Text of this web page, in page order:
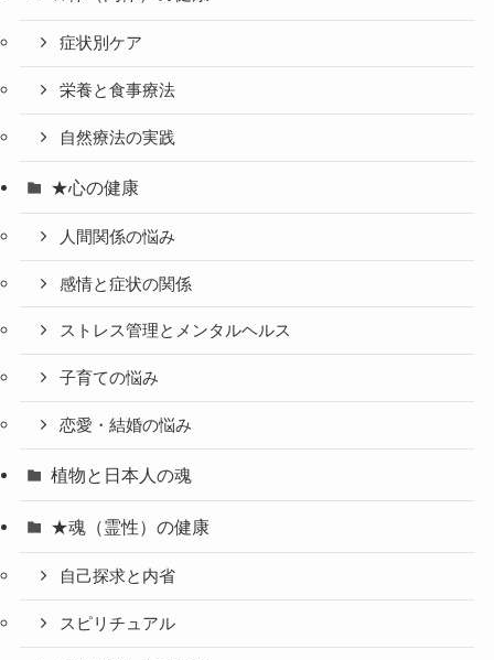
症状別ケア
栄養と食事療法
自然療法の実践
★心の健康
人間関係の悩み
感情と症状の関係
ストレス管理とメンタルヘルス
子育ての悩み
恋愛・結婚の悩み
植物と日本人の魂
★魂（霊性）の健康
自己探求と内省
スピリチュアル